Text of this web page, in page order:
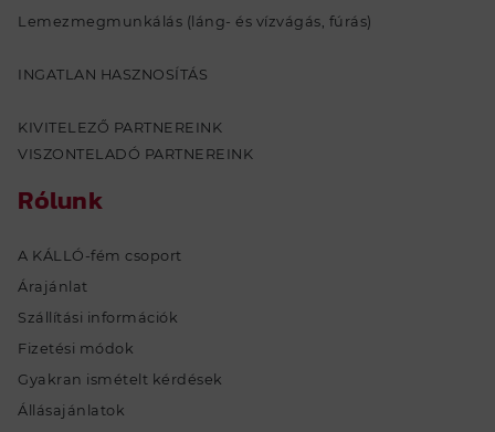
Lemezmegmunkálás (láng- és vízvágás, fúrás)
INGATLAN HASZNOSÍTÁS
KIVITELEZŐ PARTNEREINK
VISZONTELADÓ PARTNEREINK
Rólunk
A KÁLLÓ-fém csoport
Árajánlat
Szállítási információk
Fizetési módok
Gyakran ismételt kérdések
Állásajánlatok